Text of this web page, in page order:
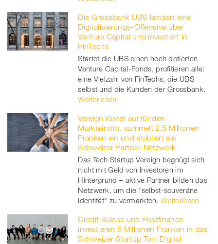
Die Grossbank UBS lanciert eine
Digitalisierungs-Offensive über
Venture Capital und investiert in
FinTechs
Startet die UBS einen hoch dotierten
Venture Capital-Fonds, profitieren alle:
eine Vielzahl von FinTechs, die UBS
selbst und die Kunden der Grossbank.
Weiterlesen
Vereign rüstet auf für den
Markteintritt, sammelt 2,5 Millionen
Franken ein und etabliert ein
Schweizer Partner-Netzwerk
Das Tech Startup Vereign begnügt sich
nicht mit Geld von Investoren im
Hintergrund – aktive Partner bilden das
Netzwerk, um die "selbst-souveräne
Identität" zu vermarkten. Weiterlesen
Credit Suisse und Postfinance
investieren 6 Millionen Franken in das
Schweizer Startup Toni Digital